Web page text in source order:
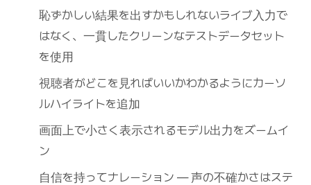
恥ずかしい結果を出すかもしれないライブ入力で
はなく、一貫したクリーンなテストデータセット
を使用
視聴者がどこを見ればいいかわかるようにカーソ
ルハイライトを追加
画面上で小さく表示されるモデル出力をズームイ
ン
自信を持ってナレーション — 声の不確かさはステ